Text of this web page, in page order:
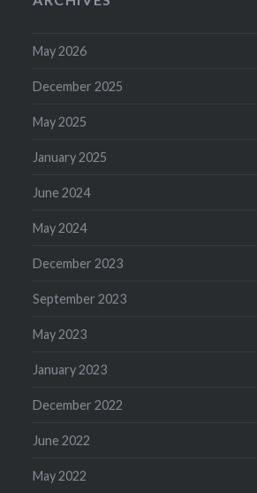
May 2026
December 2025
May 2025
January 2025
June 2024
May 2024
December 2023
September 2023
May 2023
January 2023
December 2022
June 2022
May 2022